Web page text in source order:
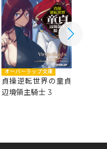
オーバーラップ文庫
貞操逆転世界の童貞
辺境領主騎士 3